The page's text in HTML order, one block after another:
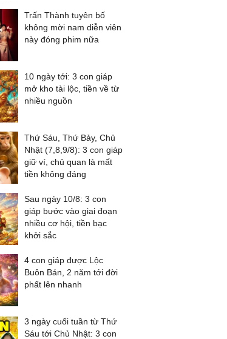
Trấn Thành tuyên bố
không mời nam diễn viên
này đóng phim nữa
10 ngày tới: 3 con giáp
mở kho tài lộc, tiền về từ
nhiều nguồn
Thứ Sáu, Thứ Bảy, Chủ
Nhật (7,8,9/8): 3 con giáp
giữ ví, chủ quan là mất
tiền không đáng
Sau ngày 10/8: 3 con
giáp bước vào giai đoạn
nhiều cơ hội, tiền bạc
khởi sắc
4 con giáp được Lộc
Buôn Bán, 2 năm tới đời
phất lên nhanh
3 ngày cuối tuần từ Thứ
Sáu tới Chủ Nhật: 3 con